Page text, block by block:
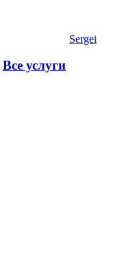
Sergei
Все услуги